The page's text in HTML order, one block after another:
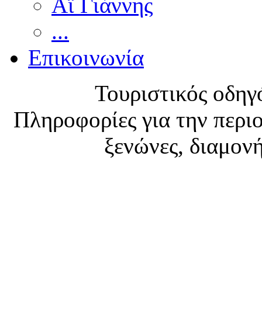
Αϊ Γιάννης
...
Επικοινωνία
Τουριστικός
Πληροφορίες για την
ξενώνες,